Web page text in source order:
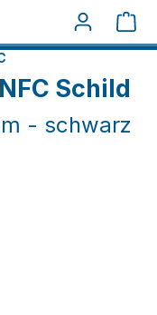
Schild
- schwarz